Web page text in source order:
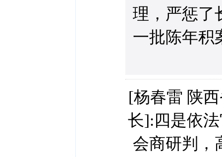
理，严惩了
一批陈年积
[杨春雷 陕
长]:四是依
会商研判，